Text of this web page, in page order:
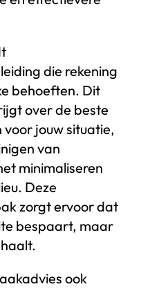
die rekening
behoeften. Dit
over de beste
jouw situatie,
van
minimaliseren
Deze
zorgt ervoor dat
bespaart, maar
ook